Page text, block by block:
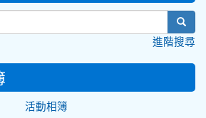
進階搜尋
活動相簿